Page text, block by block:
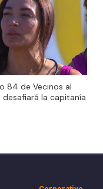
la capitanía
84 de Vecinos al
desafiará la capitanía